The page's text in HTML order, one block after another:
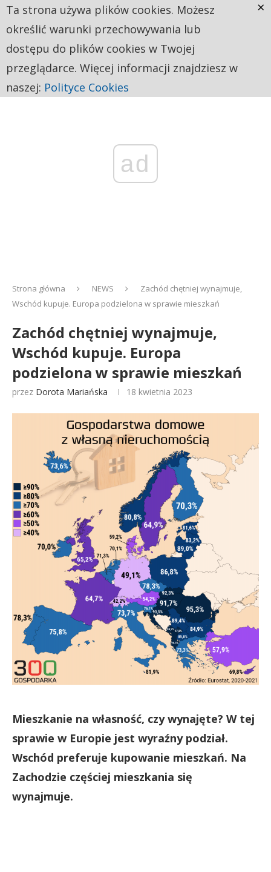
ad
Strona główna NEWS
Zachód chętniej wynajmuje,
Wschód kupuje. Europa podzielona w sprawie mieszkań
Zachód chętniej wynajmuje,
Wschód kupuje. Europa
podzielona w sprawie mieszkań
przez Dorota Mariańska 18 kwietnia 2023
Mieszkanie na własność, czy wynajęte? W tej
sprawie w Europie jest wyraźny podział.
Wschód preferuje kupowanie mieszkań. Na
Zachodzie częściej mieszkania się
wynajmuje.
Ta strona używa plików cookies. Możesz
określić warunki przechowywania lub
dostępu do plików cookies w Twojej
przeglądarce. Więcej informacji znajdziesz w
naszej: Polityce Cookies
×